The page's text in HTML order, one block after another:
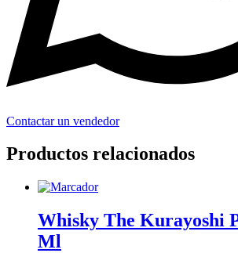
Contactar un vendedor
Productos relacionados
Whisky The Kurayoshi
Ml